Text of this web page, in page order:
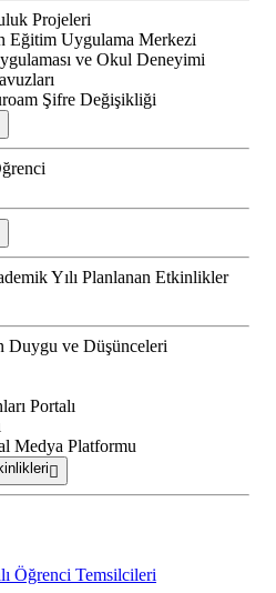
Projeleri
Eğitim Uygulama Merkezi
ve Okul Deneyimi
Şifre Değişikliği
Yılı Planlanan Etkinlikler
Duygu ve Düşünceleri
Portalı
Medya Platformu
Öğrenci Temsilcileri